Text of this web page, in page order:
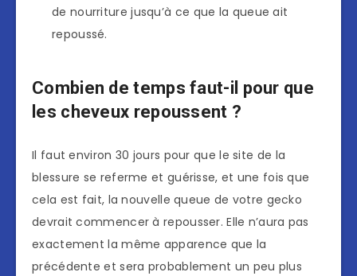
de nourriture jusqu’à ce que la queue ait
repoussé.
Combien de temps faut-il pour que
les cheveux repoussent ?
Il faut environ 30 jours pour que le site de la
blessure se referme et guérisse, et une fois que
cela est fait, la nouvelle queue de votre gecko
devrait commencer à repousser. Elle n’aura pas
exactement la même apparence que la
précédente et sera probablement un peu plus